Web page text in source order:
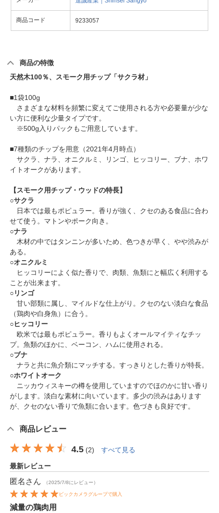
商品コード 9233057
商品の特徴
天然木100％、スモーク用チップ「サクラ材」
■1袋100g
さまざまな材料を頻繁に変えてご使用される方や必要量が少な
い方に便利な少量タイプです。
※500g入りパックもご用意しています。
■7種類のチップを用意（2021年4月時点）
サクラ、ナラ、オニクルミ、リンゴ、ヒッコリー、ブナ、ホワ
イトオークがあります。
【スモーク用チップ・ウッドの特長】
○サクラ
日本では最もポピュラー。香りが強く、クセのある食品に合わ
せて使う。マトンやポーク向き。
○ナラ
木材の中ではタンニンが多いため、色つきが早く、やや渋みが
ある。
○オニクルミ
ヒッコリーによく似た香りで、肉類、魚類にと幅広く利用する
ことが出来ます。
○リンゴ
甘い部類に属し、マイルドな仕上がり。クセのない淡白な食品
（鶏肉や白身魚）に合う。
○ヒッコリー
欧米では最もポピュラー。香りもよくオールマイティなチッ
プ。魚類のほかに、ベーコン、ハムに使用される。
○ブナ
ナラと共に魚介類にマッチする。すっきりとした香りが特長。
○ホワイトオーク
ニッカウィスキーの樽を使用していますのでほのかに甘い香り
がします。淡白な素材に向いています。多少の渋みはあります
が、クセのない香りで魚類に合います。色づきも良好です。
商品レビュー
4.5 (2) すべて見る
最新レビュー
匿名 さん （2025/7/8にレビュー）
ビックカメラグループで購入
減量の鶏肉用